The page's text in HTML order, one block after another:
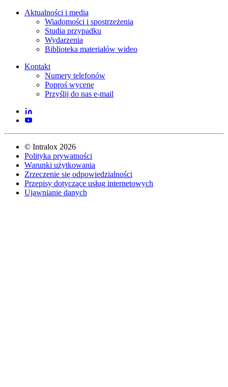
Aktualności i media
Wiadomości i spostrzeżenia
Studia przypadku
Wydarzenia
Biblioteka materiałów wideo
Kontakt
Numery telefonów
Poproś wycenę
Przyślij do nas e-mail
© Intralox 2026
Polityka prywatności
Warunki użytkowania
Zrzeczenie się odpowiedzialności
Przepisy dotyczące usług internetowych
Ujawnianie danych